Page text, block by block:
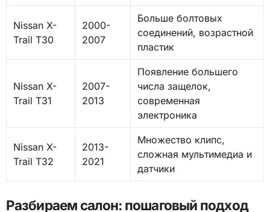
Nissan X-
Trail T30
2000-
2007
Больше болтовых
соединений, возрастной
пластик
Nissan X-
Trail T31
2007-
2013
Появление большего
числа защелок,
современная
электроника
Nissan X-
Trail T32
2013-
2021
Множество клипс,
сложная мультимедиа и
датчики
Разбираем салон: пошаговый подход